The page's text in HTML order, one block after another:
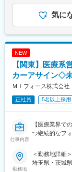
変更の範囲：
気に
NEW
【関東】医療
カーアサイン◇
ＭＩフォース株式会社
正社員 5名以上採用
仕事内容
【医療業界で
つ継続的なフ
■業務内容：
医療系総合職
勤務地
＜勤務地詳細
埼玉県・茨城